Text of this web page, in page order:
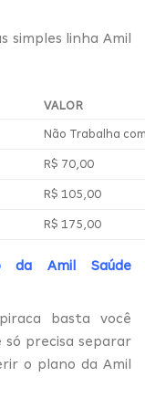
simples linha Amil
VALOR
Não Trabalha
R$ 70,00
R$ 105,00
R$ 175,00
da Amil Saúde
basta você
só precisa separar
o plano da Amil